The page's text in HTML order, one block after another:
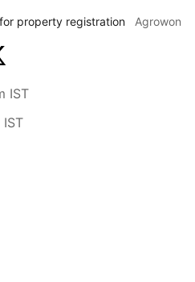
property registration Agrowon
IST
IST